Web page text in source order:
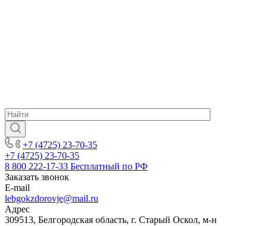
+7 (4725) 23-70-35
+7 (4725) 23-70-35
8 800 222-17-33 Бесплатный по РФ
Заказать звонок
E-mail
lebgokzdorovje@mail.ru
Адрес
309513, Белгородская область, г. Старый Оскол, м-н